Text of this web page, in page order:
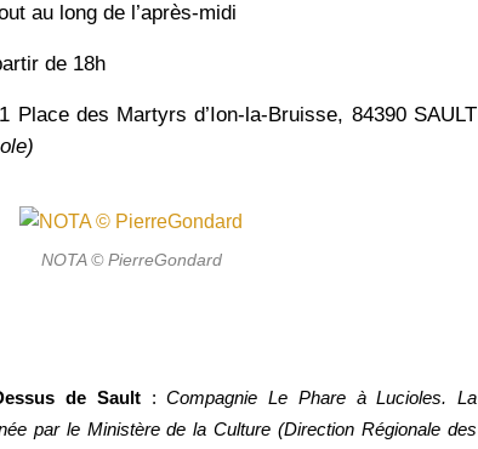
au long de l’après-midi
de 18h
Place des Martyrs d’Ion-la-Bruisse, 84390 SAULT
NOTA © PierreGondard
de Sault:Compagnie Le Phare à Lucioles. La
par le Ministère de la Culture (Direction Régionale des